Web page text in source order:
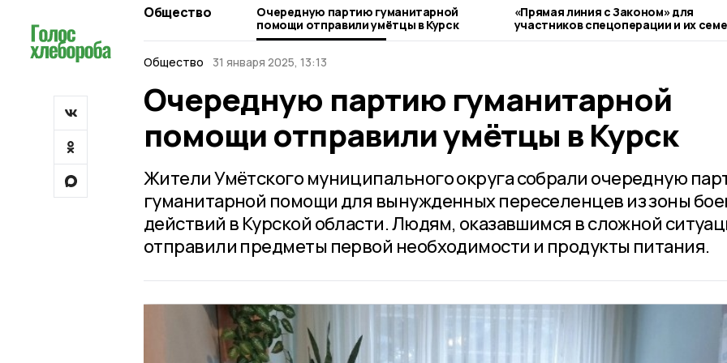
Общество
Очередную партию гуманитарной
помощи отправили умётцы в Курск
«Прямая линия с Законом» для
участников спецоперации и их
прошла в Умёте
Общество 31 января 2025, 13:13
Очередную партию гуманитарной
помощи отправили умётцы в Курск
Жители Умётского муниципального округа собрали очередную
гуманитарной помощи для вынужденных переселенцев из зоны
действий в Курской области. Людям, оказавшимся в сложной
отправили предметы первой необходимости и продукты питания.